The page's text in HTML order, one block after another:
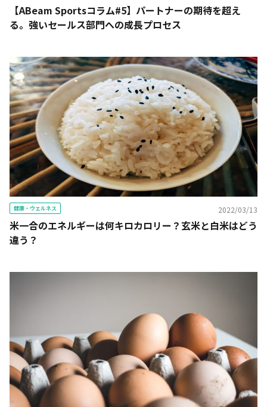
【ABeam Sportsコラム#5】パートナーの期待を超え
る。強いセールス部門への成長プロセス
健康・ウェルネス 2022/03/13
米一合のエネルギーは何キロカロリー？玄米と白米はどう
違う？